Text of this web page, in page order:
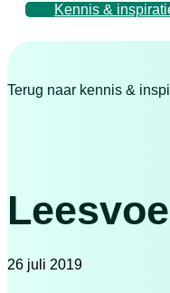
Kennis &
Terug naar kennis &
26 juli 2019